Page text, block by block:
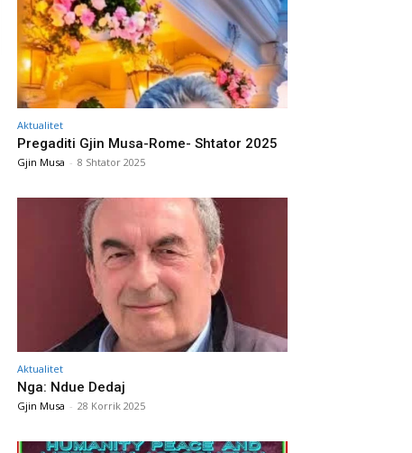
Aktualitet
Pregaditi Gjin Musa-Rome- Shtator 2025
Gjin Musa - 8 Shtator 2025
Aktualitet
Nga: Ndue Dedaj
Gjin Musa - 28 Korrik 2025